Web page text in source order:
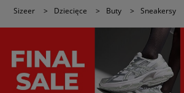
Sizeer > Dziecięce > Buty > Sneakersy